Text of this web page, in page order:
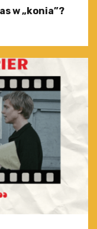
w „konia”?